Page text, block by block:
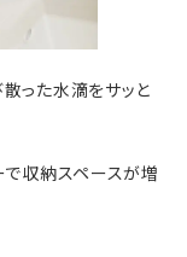
った水滴をサッと
で収納スペースが増